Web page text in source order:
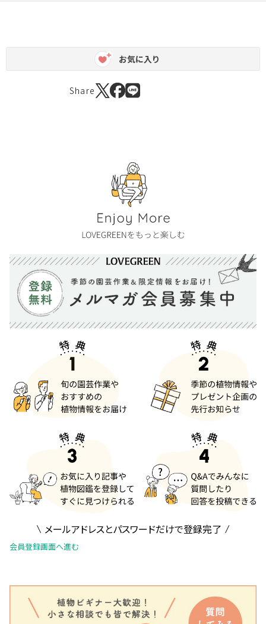
お気に入り
Share
メールアドレスとパスワードだけで登録完了
会員登録画面へ進む